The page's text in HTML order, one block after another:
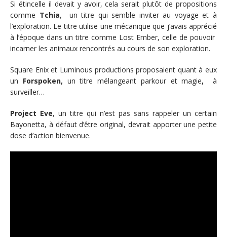
Si étincelle il devait y avoir, cela serait plutôt de propositions
comme Tchia, un titre qui semble inviter au voyage et à
l’exploration. Le titre utilise une mécanique que j’avais apprécié
à l’époque dans un titre comme Lost Ember, celle de pouvoir
incarner les animaux rencontrés au cours de son exploration.
Square Enix et Luminous productions proposaient quant à eux
un Forspoken, un titre mélangeant parkour et magie,
à
surveiller…
Project Eve, un titre qui n’est pas sans rappeler un certain
Bayonetta, à défaut d’être original, devrait apporter une petite
dose d’action bienvenue.